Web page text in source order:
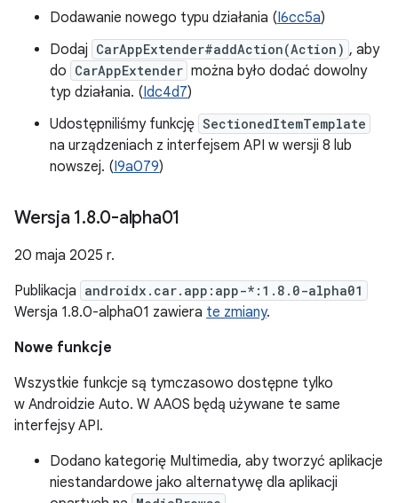
Dodawanie nowego typu działania (I6cc5a)
Dodaj CarAppExtender#addAction(Action) , aby
do CarAppExtender można było dodać dowolny
typ działania. (Idc4d7)
Udostępniliśmy funkcję SectionedItemTemplate
na urządzeniach z interfejsem API w wersji 8 lub
nowszej. (I9a079)
Wersja 1.8.0-alpha01
20 maja 2025 r.
Publikacja androidx.car.app:app-*:1.8.0-alpha01
Wersja 1.8.0-alpha01 zawiera te zmiany.
Nowe funkcje
Wszystkie funkcje są tymczasowo dostępne tylko
w Androidzie Auto. W AAOS będą używane te same
interfejsy API.
Dodano kategorię Multimedia, aby tworzyć aplikacje
niestandardowe jako alternatywę dla aplikacji